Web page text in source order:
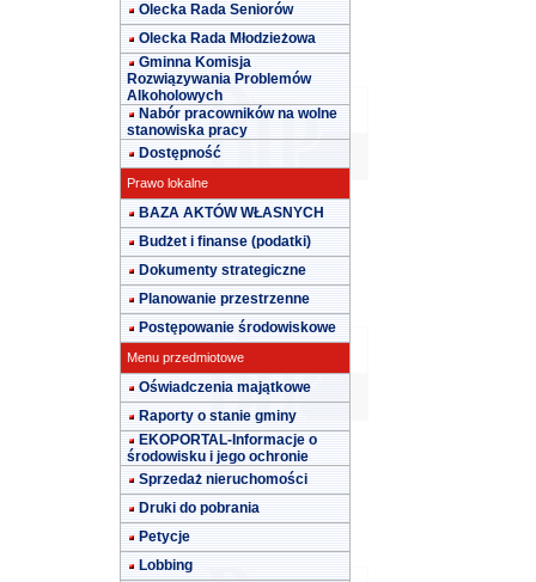
Olecka Rada Seniorów
Olecka Rada Młodzieżowa
Gminna Komisja
Rozwiązywania Problemów
Alkoholowych
Nabór pracowników na wolne
stanowiska pracy
Dostępność
Prawo lokalne
BAZA AKTÓW WŁASNYCH
Budżet i finanse (podatki)
Dokumenty strategiczne
Planowanie przestrzenne
Postępowanie środowiskowe
Menu przedmiotowe
Oświadczenia majątkowe
Raporty o stanie gminy
EKOPORTAL-Informacje o
środowisku i jego ochronie
Sprzedaż nieruchomości
Druki do pobrania
Petycje
Lobbing